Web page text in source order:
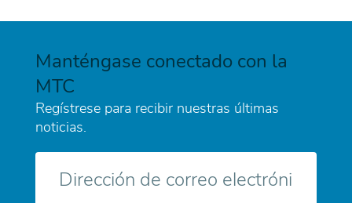
Manténgase conectado con la
MTC
Regístrese para recibir nuestras últimas
noticias.
electrónico